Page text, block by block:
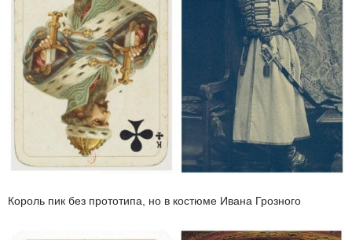
Король пик без прототипа, но в костюме Ивана Грозного